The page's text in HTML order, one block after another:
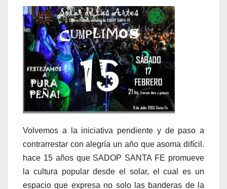
Volvemos a la iniciativa pendiente y de paso a
contrarrestar con alegría un año que asoma difícil.
hace 15 años que SADOP SANTA FE promueve
la cultura popular desde el solar, el cual es un
espacio que expresa no solo las banderas de la